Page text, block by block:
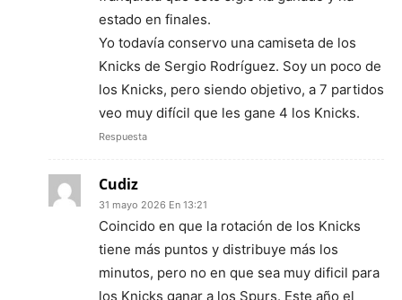
estado en finales.
Yo todavía conservo una camiseta de los
Knicks de Sergio Rodríguez. Soy un poco de
los Knicks, pero siendo objetivo, a 7 partidos
veo muy difícil que les gane 4 los Knicks.
Respuesta
Cudiz
31 mayo 2026 En 13:21
Coincido en que la rotación de los Knicks
tiene más puntos y distribuye más los
minutos, pero no en que sea muy dificil para
los Knicks ganar a los Spurs. Este año el